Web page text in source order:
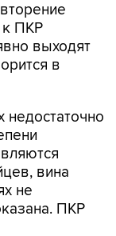
к ПКР
выходят
в
недостаточно
вина
не
ПКР